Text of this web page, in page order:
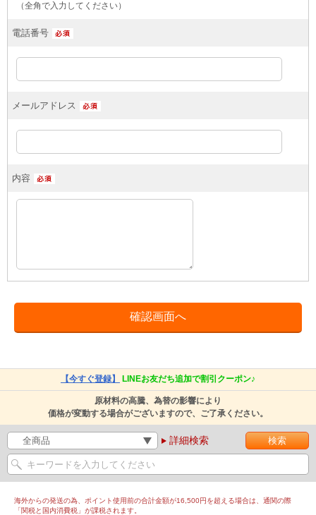
（全角で入力してください）
電話番号
メールアドレス
内容
【今すぐ登録】 LINEお友だち追加で割引クーポン♪
原材料の高騰、為替の影響により
価格が変動する場合がございますので、ご了承ください。
詳細検索
海外からの発送の為、ポイント使用前の合計金額が16,500円を超える場合は、通関の際
「関税と国内消費税」が課税されます。